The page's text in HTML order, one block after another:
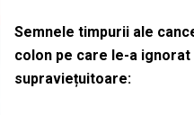
Semnele timpurii ale
colon pe care le-a ignorat
supraviețuitoare: